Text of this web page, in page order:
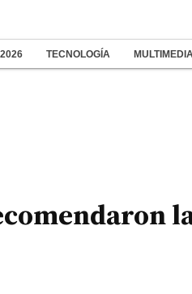
TECNOLOGÍA